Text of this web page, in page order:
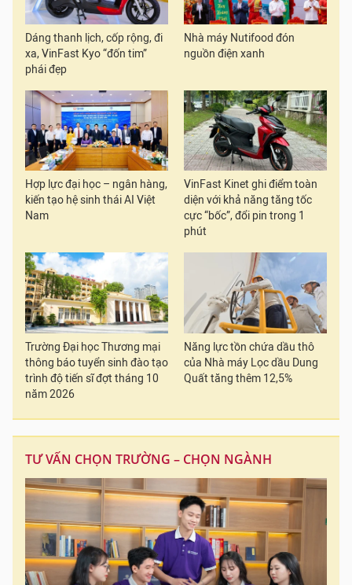
Dáng thanh lịch, cốp rộng, đi
xa, VinFast Kyo “đốn tim”
phái đẹp
Nhà máy Nutifood đón
nguồn điện xanh
Hợp lực đại học – ngân hàng,
kiến tạo hệ sinh thái AI Việt
Nam
VinFast Kinet ghi điểm toàn
diện với khả năng tăng tốc
cực “bốc”, đổi pin trong 1
phút
Trường Đại học Thương mại
thông báo tuyển sinh đào tạo
trình độ tiến sĩ đợt tháng 10
năm 2026
Năng lực tồn chứa dầu thô
của Nhà máy Lọc dầu Dung
Quất tăng thêm 12,5%
TƯ VẤN CHỌN TRƯỜNG – CHỌN NGÀNH